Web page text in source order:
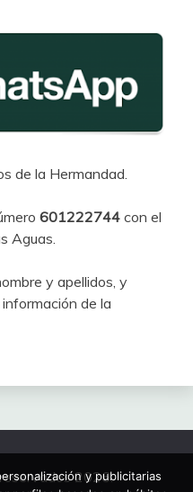
de la Hermandad.
601222744 con el
Aguas.
y apellidos, y
de la
2026.
y publicitarias